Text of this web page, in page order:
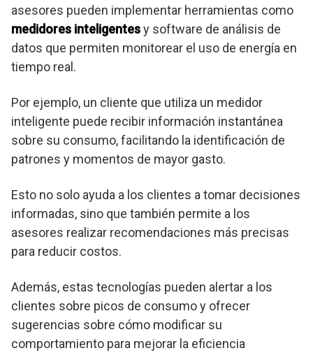
asesores pueden implementar herramientas como
medidores inteligentesy software de análisis de
datos que permiten monitorear el uso de energía en
tiempo real.
Por ejemplo, un cliente que utiliza un medidor
inteligente puede recibir información instantánea
sobre su consumo, facilitando la identificación de
patrones y momentos de mayor gasto.
Esto no solo ayuda a los clientes a tomar decisiones
informadas, sino que también permite a los
asesores realizar recomendaciones más precisas
para reducir costos.
Además, estas tecnologías pueden alertar a los
clientes sobre picos de consumo y ofrecer
sugerencias sobre cómo modificar su
comportamiento para mejorar la eficiencia